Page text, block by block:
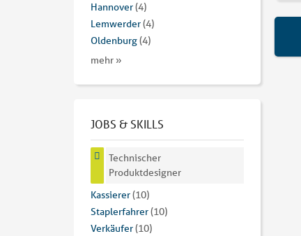
Hannover(4)
Lemwerder(4)
Oldenburg(4)
mehr »
JOBS & SKILLS
Technischer
Produktdesigner
Kassierer(10)
Staplerfahrer(10)
Verkäufer(10)